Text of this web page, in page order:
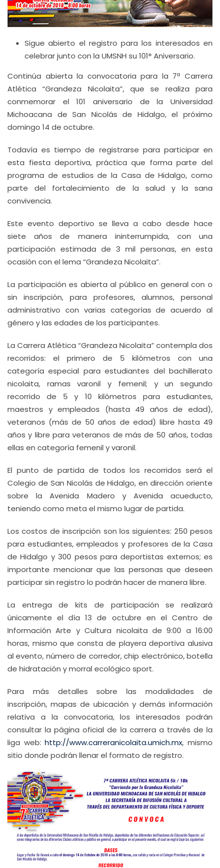
Sigue abierto el registro para los interesados en
celebrar junto con la UMSNH su 101° Aniversario.
Continúa abierta la convocatoria para la 7ª Carrera
Atlética “Grandeza Nicolaita”, que se realiza para
conmemorar el 101 aniversario de la Universidad
Michoacana de San Nicolás de Hidalgo, el próximo
domingo 14 de octubre.
Todavía es tiempo de registrarse para participar en
esta fiesta deportiva, práctica que forma parte del
programa de estudios de la Casa de Hidalgo, como
parte del fortalecimiento de la salud y la sana
convivencia.
Este evento deportivo se lleva a cabo desde hace
siete años de manera ininterrumpida, con una
participación estimada de 3 mil personas, en esta
ocasión con el lema “Grandeza Nicolaita”.
La participación es abierta al público en general con o
sin inscripción, para profesores, alumnos, personal
administrativo con varias categorías de acuerdo al
género y las edades de los participantes.
La Carrera Atlética “Grandeza Nicolaita” contempla dos
recorridos: el primero de 5 kilómetros con una
categoría especial para estudiantes del bachillerato
nicolaita, ramas varonil y femenil; y un segundo
recorrido de 5 y 10 kilómetros para estudiantes,
maestros y empleados (hasta 49 años de edad),
veteranos (más de 50 años de edad) libre hasta 49
años y libre para veteranos de más de 50 años, todas
ellas en categoría femenil y varonil.
El punto de partida de todos los recorridos será el
Colegio de San Nicolás de Hidalgo, en dirección oriente
sobre la Avenida Madero y Avenida acueducto,
teniendo como meta el mismo lugar de partida.
Los costos de inscripción son los siguientes: 250 pesos
para estudiantes, empleados y profesores de la Casa
de Hidalgo y 300 pesos para deportistas externos; es
importante mencionar que las personas que deseen
participar sin registro lo podrán hacer de manera libre.
La entrega de kits de participación se realizará
únicamente el día 13 de octubre en el Centro de
Información Arte y Cultura nicolaita de 9:00 a 16:00
horas, mismo que consta de playera deportiva alusiva
al evento, número de corredor, chip electrónico, botella
de hidratación y morral ecológico sport.
Para más detalles sobre las modalidades de
inscripción, mapas de ubicación y demás información
relativa a la convocatoria, los interesados podrán
consultar la página oficial de la carrera a través de la
liga web:http://www.carreranicolaita.umich.mx, mismo
sitio donde podrán llenar el formato de registro.